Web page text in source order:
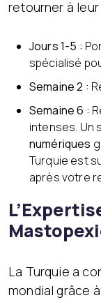
retourner à
Jours 1-5 :
spécialisé
Semaine 2 :
Semaine 6 :
intenses. Un
numériques
Turquie est
après votre
La Turquie a
mondial grâce